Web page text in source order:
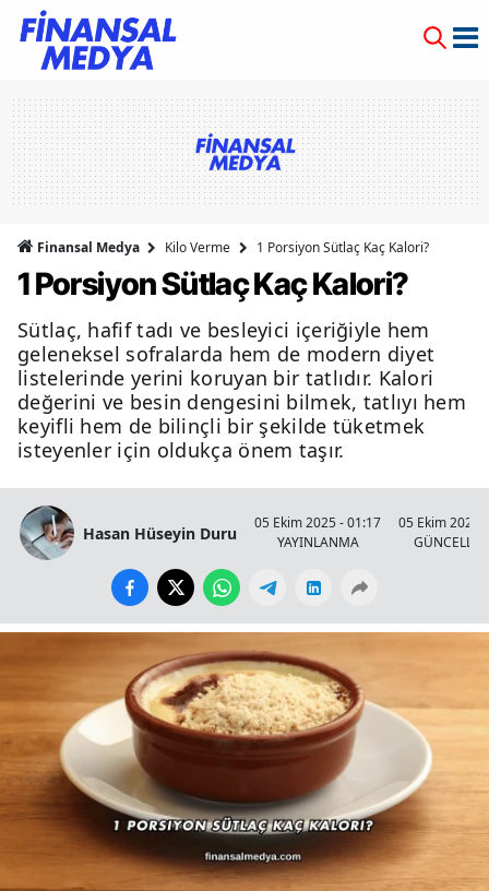
Finansal Medya Kilo Verme 1 Porsiyon Sütlaç Kaç Kalori?
1 Porsiyon Sütlaç Kaç Kalori?
Sütlaç, hafif tadı ve besleyici içeriğiyle hem
geleneksel sofralarda hem de modern diyet
listelerinde yerini koruyan bir tatlıdır. Kalori
değerini ve besin dengesini bilmek, tatlıyı hem
keyifli hem de bilinçli bir şekilde tüketmek
isteyenler için oldukça önem taşır.
Hasan Hüseyin Duru
05 Ekim 2025 - 01:17
YAYINLANMA
05 Ekim 2025